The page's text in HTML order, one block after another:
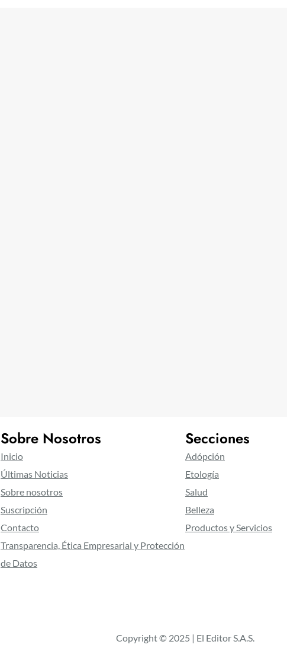
Sobre Nosotros
Inicio
Últimas Noticias
Sobre nosotros
Suscripción
Contacto
Transparencia, Ética Empresarial y Protección
de Datos
Secciones
Adópción
Etología
Salud
Belleza
Productos y Servicios
Copyright © 2025 | El Editor S.A.S.